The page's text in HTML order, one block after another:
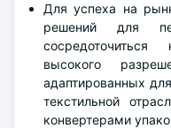
Для успеха на
решений для
высокого
адаптированных
текстильной
конвертерами